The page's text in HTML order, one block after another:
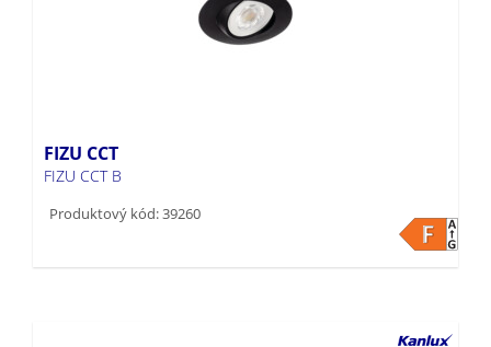
FIZU CCT
FIZU CCT B
Produktový kód: 39260